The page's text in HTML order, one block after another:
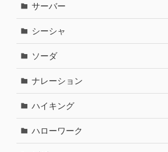
サーバー
シーシャ
ソーダ
ナレーション
ハイキング
ハローワーク